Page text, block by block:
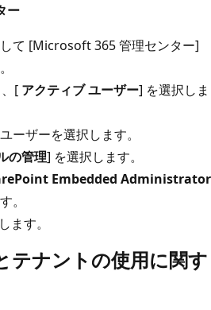
ー
て [Microsoft 365 管理センター]
[ アクティブ ユーザー] を選択しま
ーザーを選択します。
の管理] を選択します。
Embedded Administrator
。
ます。
テナントの使用に関す